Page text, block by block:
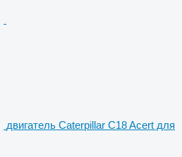
двигатель Caterpillar C18 Acert для